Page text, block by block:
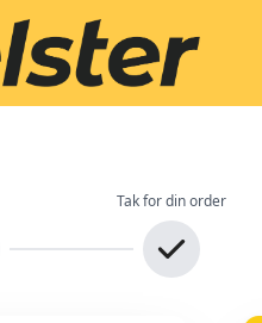
Tak for din order